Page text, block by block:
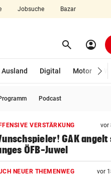
Jobsuche Bazar
search Suchen
account_circle
Ausland Digital Motor
Podcast
VERSTÄRKUNG vor
GAK angelt
ÖFB-Juwel
NEUER THEMENWEG vor